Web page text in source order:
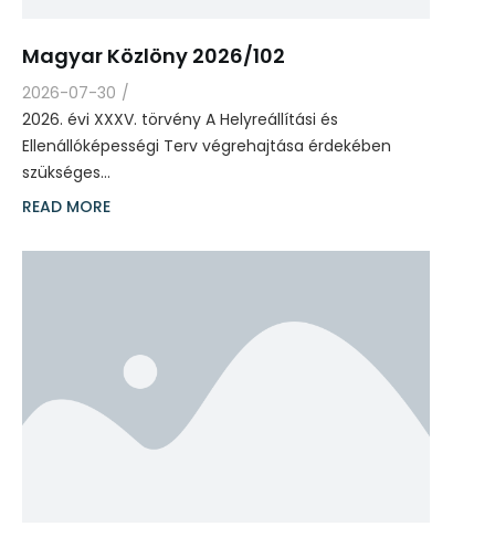
Magyar Közlöny 2026/102
2026-07-30 /
2026. évi XXXV. törvény A Helyreállítási és
Ellenállóképességi Terv végrehajtása érdekében
szükséges…
READ MORE